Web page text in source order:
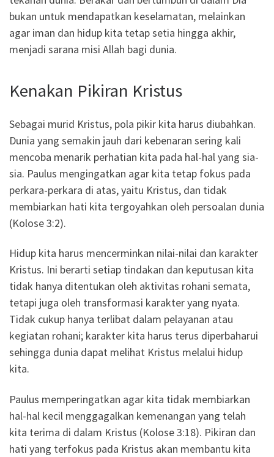
bukan untuk mendapatkan keselamatan, melainkan
agar iman dan hidup kita tetap setia hingga akhir,
menjadi sarana misi Allah bagi dunia.
Kenakan Pikiran Kristus
Sebagai murid Kristus, pola pikir kita harus diubahkan.
Dunia yang semakin jauh dari kebenaran sering kali
mencoba menarik perhatian kita pada hal-hal yang sia-
sia. Paulus mengingatkan agar kita tetap fokus pada
perkara-perkara di atas, yaitu Kristus, dan tidak
membiarkan hati kita tergoyahkan oleh persoalan dunia
(Kolose 3:2).
Hidup kita harus mencerminkan nilai-nilai dan karakter
Kristus. Ini berarti setiap tindakan dan keputusan kita
tidak hanya ditentukan oleh aktivitas rohani semata,
tetapi juga oleh transformasi karakter yang nyata.
Tidak cukup hanya terlibat dalam pelayanan atau
kegiatan rohani; karakter kita harus terus diperbaharui
sehingga dunia dapat melihat Kristus melalui hidup
kita.
Paulus memperingatkan agar kita tidak membiarkan
hal-hal kecil menggagalkan kemenangan yang telah
kita terima di dalam Kristus (Kolose 3:18). Pikiran dan
hati yang terfokus pada Kristus akan membantu kita